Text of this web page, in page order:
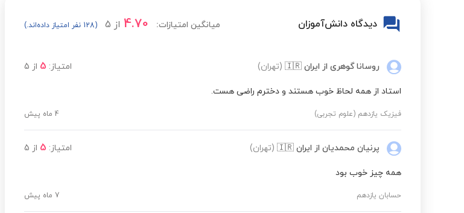
دیدگاه دانش‌آموزان میانگین امتیازات: 4.70 از 5 (128 نفر امتیاز داده‌اند.)
روسانا گوهری از ایران 🇮🇷 (تهران) امتیاز: 5 از 5
استاد از همه لحاظ خوب هستند و دخترم راضی هست.
فیزیک یازدهم (علوم تجربی) 4 ماه پیش
پرنیان محمدیان از ایران 🇮🇷 (تهران) امتیاز: 5 از 5
همه چیز خوب بود
حسابان یازدهم 7 ماه پیش